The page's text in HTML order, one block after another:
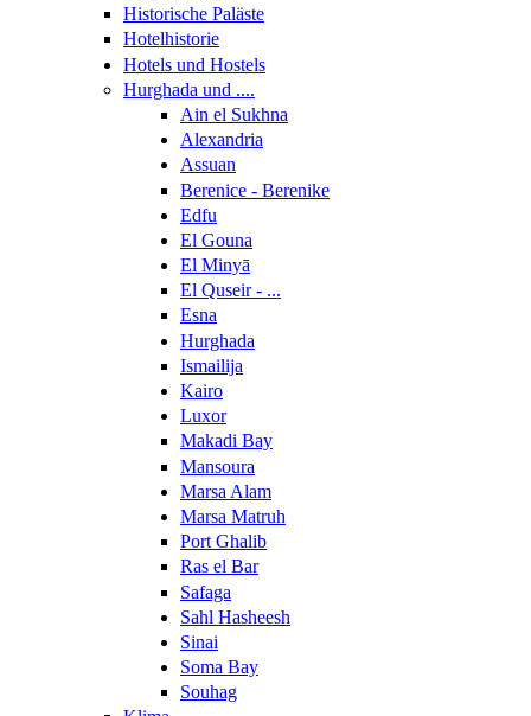
Historische Paläste
Hotelhistorie
Hotels und Hostels
Hurghada und ....
Ain el Sukhna
Alexandria
Assuan
Berenice - Berenike
Edfu
El Gouna
El Minyā
El Quseir - ...
Esna
Hurghada
Ismailija
Kairo
Luxor
Makadi Bay
Mansoura
Marsa Alam
Marsa Matruh
Port Ghalib
Ras el Bar
Safaga
Sahl Hasheesh
Sinai
Soma Bay
Souhag